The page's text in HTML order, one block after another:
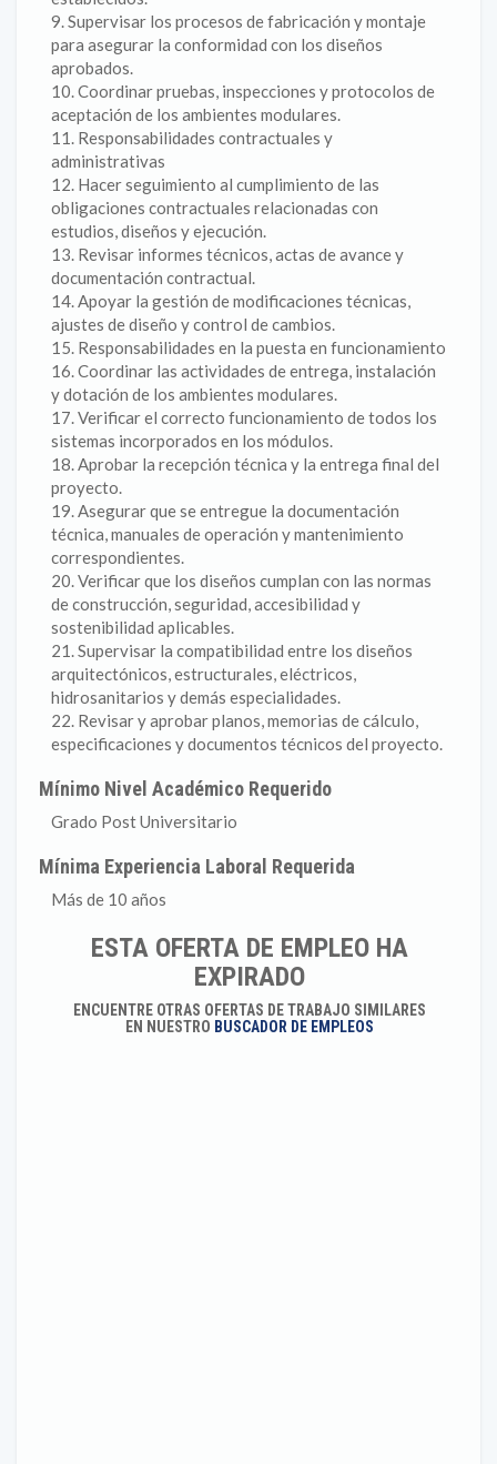
9. Supervisar los procesos de fabricación y montaje
para asegurar la conformidad con los diseños
aprobados.
10. Coordinar pruebas, inspecciones y protocolos de
aceptación de los ambientes modulares.
11. Responsabilidades contractuales y
administrativas
12. Hacer seguimiento al cumplimiento de las
obligaciones contractuales relacionadas con
estudios, diseños y ejecución.
13. Revisar informes técnicos, actas de avance y
documentación contractual.
14. Apoyar la gestión de modificaciones técnicas,
ajustes de diseño y control de cambios.
15. Responsabilidades en la puesta en funcionamiento
16. Coordinar las actividades de entrega, instalación
y dotación de los ambientes modulares.
17. Verificar el correcto funcionamiento de todos los
sistemas incorporados en los módulos.
18. Aprobar la recepción técnica y la entrega final del
proyecto.
19. Asegurar que se entregue la documentación
técnica, manuales de operación y mantenimiento
correspondientes.
20. Verificar que los diseños cumplan con las normas
de construcción, seguridad, accesibilidad y
sostenibilidad aplicables.
21. Supervisar la compatibilidad entre los diseños
arquitectónicos, estructurales, eléctricos,
hidrosanitarios y demás especialidades.
22. Revisar y aprobar planos, memorias de cálculo,
especificaciones y documentos técnicos del proyecto.
Mínimo Nivel Académico Requerido
Grado Post Universitario
Mínima Experiencia Laboral Requerida
Más de 10 años
ESTA OFERTA DE EMPLEO HA
EXPIRADO
ENCUENTRE OTRAS OFERTAS DE TRABAJO SIMILARES
EN NUESTRO BUSCADOR DE EMPLEOS